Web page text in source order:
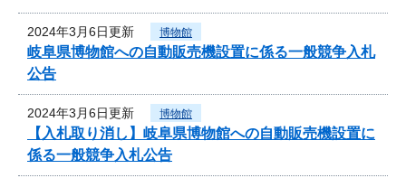
2024年3月6日更新 博物館
岐阜県博物館への自動販売機設置に係る一般競争入札
公告
2024年3月6日更新 博物館
【入札取り消し】岐阜県博物館への自動販売機設置に
係る一般競争入札公告